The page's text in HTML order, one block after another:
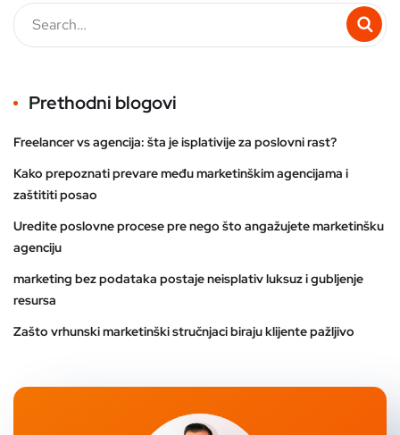
Prethodni blogovi
Freelancer vs agencija: šta je isplativije za poslovni rast?
Kako prepoznati prevare među marketinškim agencijama i
zaštititi posao
Uredite poslovne procese pre nego što angažujete marketinšku
agenciju
marketing bez podataka postaje neisplativ luksuz i gubljenje
resursa
Zašto vrhunski marketinški stručnjaci biraju klijente pažljivo